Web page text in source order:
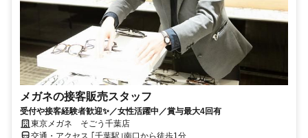
メガネの接客販売スタッフ
受付や接客経験者歓迎✨／女性活躍中／賞与最大4回有
東京メガネ そごう千葉店
交通・アクセス ｢千葉駅｣南口から徒歩1分